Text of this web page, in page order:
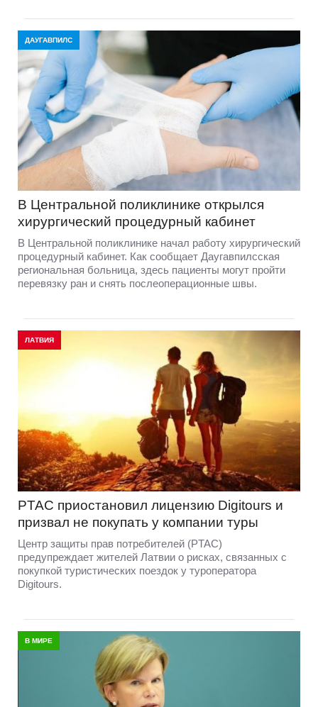
ДАУГАВПИЛС
В Центральной поликлинике открылся
хирургический процедурный кабинет
В Центральной поликлинике начал работу хирургический
процедурный кабинет. Как сообщает Даугавпилсская
региональная больница, здесь пациенты могут пройти
перевязку ран и снять послеоперационные швы.
ЛАТВИЯ
PTAC приостановил лицензию Digitours и
призвал не покупать у компании туры
Центр защиты прав потребителей (PTAC)
предупреждает жителей Латвии о рисках, связанных с
покупкой туристических поездок у туроператора
Digitours.
В МИРЕ